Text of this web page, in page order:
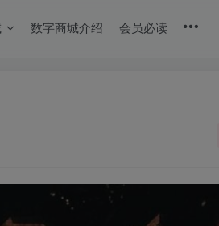
数字商城介绍 会员必读